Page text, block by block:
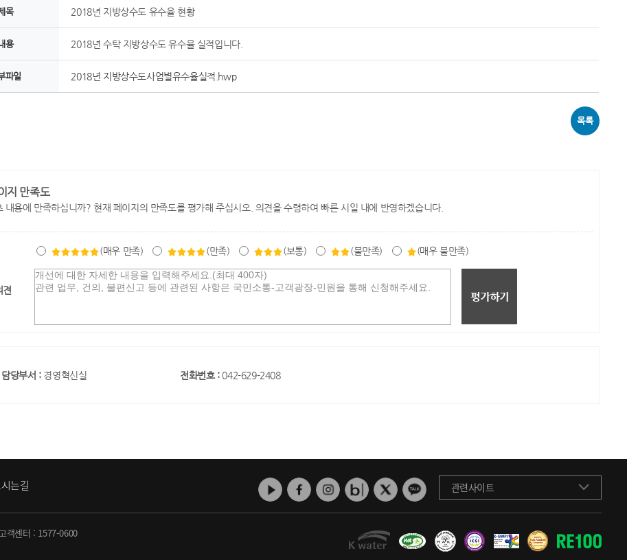
목 2018년 지방상수도 유수율 현황
용 2018년 수탁 지방상수도 유수율 실적입니다.
파일 2018년 지방상수도사업별유수율실적.hwp
목록
지 만족도
내용에 만족하십니까? 현재 페이지의 만족도를 평가해 주십시오. 의견을 수렴하여 빠른 시일 내에 반영하겠습니다.
(매우 만족) (만족) (보통) (불만족) (매우 불만족)
견
담당부서 : 경영혁신실 전화번호 : 042-629-2408
는길 관련사이트
객센터 : 1577-0600